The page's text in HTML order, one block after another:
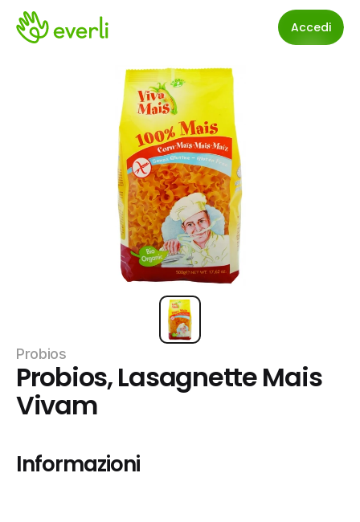
Accedi
Probios
Probios, Lasagnette Mais
Vivam
Informazioni